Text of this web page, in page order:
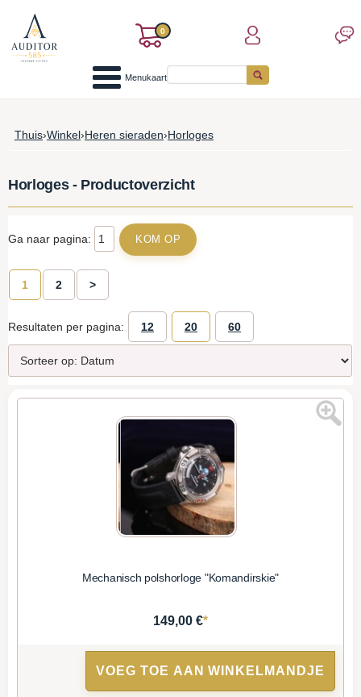
0
Menukaart
Thuis›Winkel›Heren sieraden›Horloges
Horloges - Productoverzicht
Ga naar pagina:
1 2 >
Resultaten per pagina: 12 20 60
Mechanisch polshorloge "Komandirskie"
149,00 €*
VOEG TOE AAN WINKELMANDJE